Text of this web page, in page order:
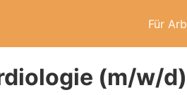
Für
(m/w/d)